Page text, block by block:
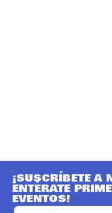
¡SUSCRÍBETE A
ENTÉRATE
EVENTOS!